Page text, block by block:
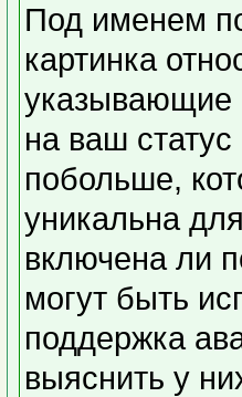
Под именем
картинка
указывающие
на ваш
побольше,
уникальна
включена ли
могут быть
поддержка
выяснить у